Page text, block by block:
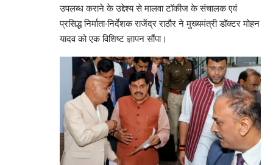
उपलब्ध कराने के उद्देश्य से मालवा टॉकीज के संचालक एवं
प्रसिद्ध निर्माता-निर्देशक राजेंद्र राठौर ने मुख्यमंत्री डॉक्टर मोहन
यादव को एक विशिष्ट ज्ञापन सौंपा।